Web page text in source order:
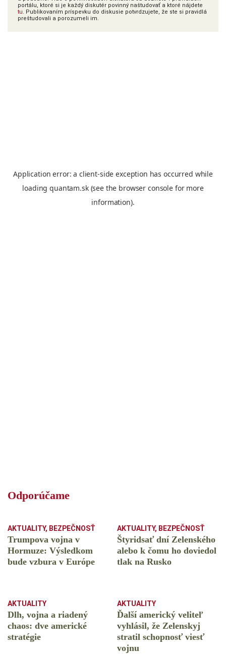
portálu, ktoré si je každý diskutér povinný naštudovať a ktoré nájdete
tu. Publikovaním príspevku do diskusie potvrdzujete, že ste si pravidlá
preštudovali a porozumeli im.
Odporúčame
AKTUALITY, BEZPEČNOSŤ
Trumpova vojna v
Hormuze: Výsledkom
bude vzbura v Európe
AKTUALITY, BEZPEČNOSŤ
Štyridsať dní Zelenského
alebo k čomu ho doviedol
tlak na Rusko
AKTUALITY
Dlh, vojna a riadený
chaos: dve americké
stratégie
AKTUALITY
Ďalší americký veliteľ
vyhlásil, že Zelenskyj
stratil schopnosť viesť
vojnu